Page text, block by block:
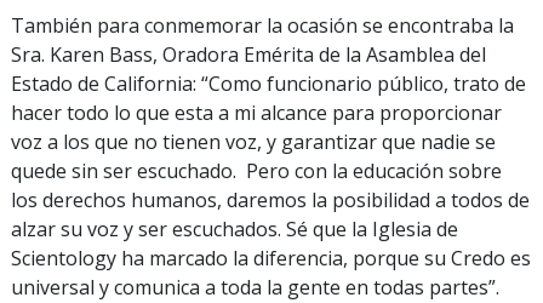
También para conmemorar la ocasión se encontraba la
Sra. Karen Bass, Oradora Emérita de la Asamblea del
Estado de California: “Como funcionario público, trato de
hacer todo lo que esta a mi alcance para proporcionar
voz a los que no tienen voz, y garantizar que nadie se
quede sin ser escuchado. Pero con la educación sobre
los derechos humanos, daremos la posibilidad a todos de
alzar su voz y ser escuchados. Sé que la Iglesia de
Scientology ha marcado la diferencia, porque su Credo es
universal y comunica a toda la gente en todas partes”.